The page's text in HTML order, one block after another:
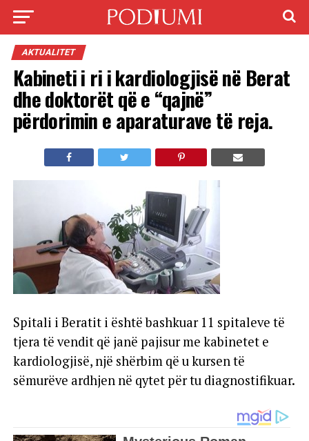
AKTUALITET
Kabineti i ri i kardiologjisë në Berat
dhe doktorët që e “qajnë”
përdorimin e aparaturave të reja.
Spitali i Beratit i është bashkuar 11 spitaleve të
tjera të vendit që janë pajisur me kabinetet e
kardiologjisë, një shërbim që u kursen të
sëmurëve ardhjen në qytet për tu diagnostifikuar.